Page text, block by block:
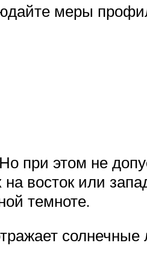
меры
при этом не
восток или
темноте.
солнечные